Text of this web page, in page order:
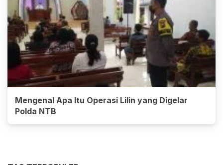
Mengenal Apa Itu Operasi Lilin yang Digelar
Polda NTB